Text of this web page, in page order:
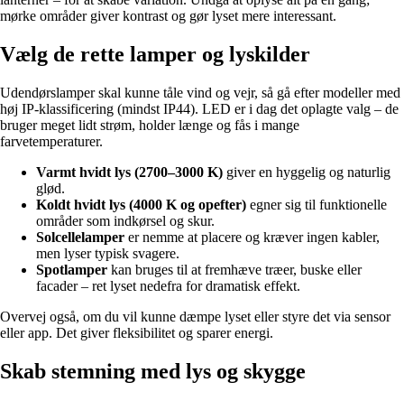
mørke områder giver kontrast og gør lyset mere interessant.
Vælg de rette lamper og lyskilder
Udendørslamper skal kunne tåle vind og vejr, så gå efter modeller med
høj IP-klassificering (mindst IP44). LED er i dag det oplagte valg – de
bruger meget lidt strøm, holder længe og fås i mange
farvetemperaturer.
Varmt hvidt lys (2700–3000 K) giver en hyggelig og naturlig
glød.
Koldt hvidt lys (4000 K og opefter) egner sig til funktionelle
områder som indkørsel og skur.
Solcellelamper er nemme at placere og kræver ingen kabler,
men lyser typisk svagere.
Spotlamper kan bruges til at fremhæve træer, buske eller
facader – ret lyset nedefra for dramatisk effekt.
Overvej også, om du vil kunne dæmpe lyset eller styre det via sensor
eller app. Det giver fleksibilitet og sparer energi.
Skab stemning med lys og skygge